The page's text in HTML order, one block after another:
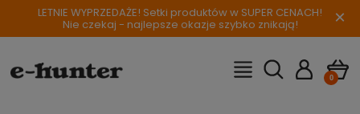
LETNIE WYPRZEDAŻE! Setki produktów w SUPER CENACH!
Nie czekaj - najlepsze okazje szybko znikają! ×